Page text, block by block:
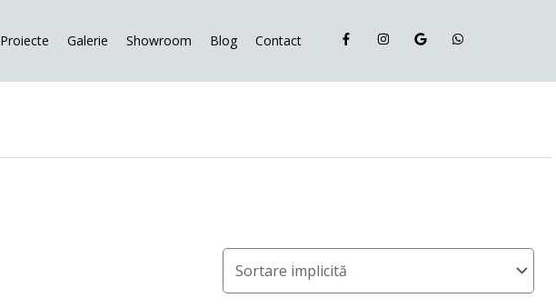
Proiecte Galerie Showroom Blog Contact